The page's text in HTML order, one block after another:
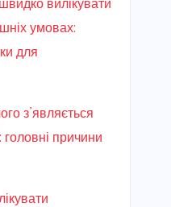
вилікувати
умовах:
для
з’являється
головні причини